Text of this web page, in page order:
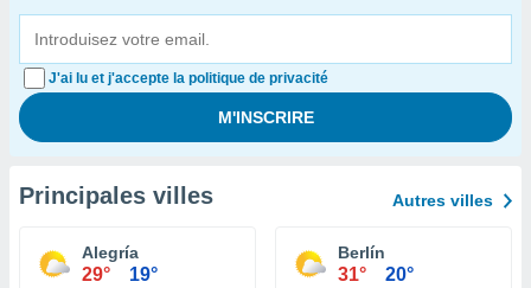
J'ai lu et j'accepte la politique de privacité
Principales villes Autres villes
Alegría
29° 19°
Berlín
31° 20°